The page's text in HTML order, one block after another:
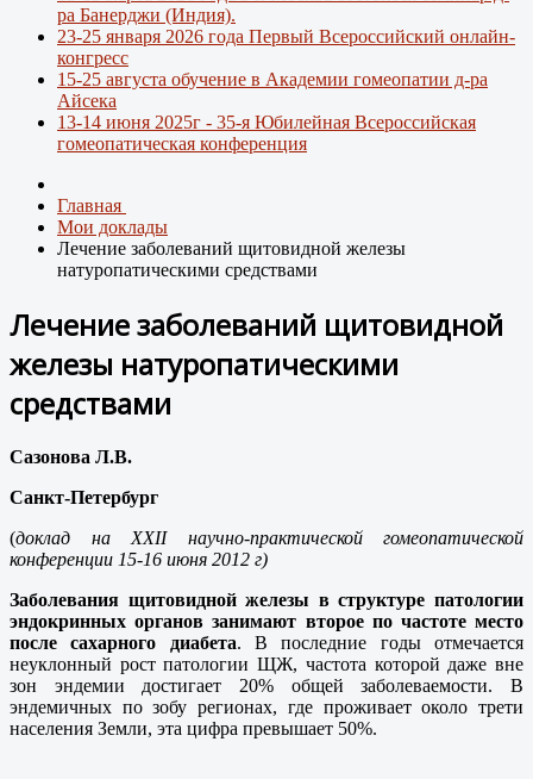
ра Банерджи (Индия).
23-25 января 2026 года Первый Всероссийский онлайн-
конгресс
15-25 августа обучение в Академии гомеопатии д-ра
Айсека
13-14 июня 2025г - 35-я Юбилейная Всероссийская
гомеопатическая конференция
Главная
Мои доклады
Лечение заболеваний щитовидной железы
натуропатическими средствами
Лечение заболеваний щитовидной
железы натуропатическими
средствами
Сазонова Л.В.
Санкт-Петербург
(доклад на ХХIIнаучно-практической гомеопатической
конференции 15-16 июня 2012 г)
Заболевания щитовидной железы в структуре патологии
эндокринных органов занимают второе по частоте место
после сахарного диабета. В последние годы отмечается
неуклонный рост патологии ЩЖ, частота которой даже вне
зон эндемии достигает 20% общей заболеваемости. В
эндемичных по зобу регионах, где проживает около трети
населения Земли, эта цифра превышает 50%.